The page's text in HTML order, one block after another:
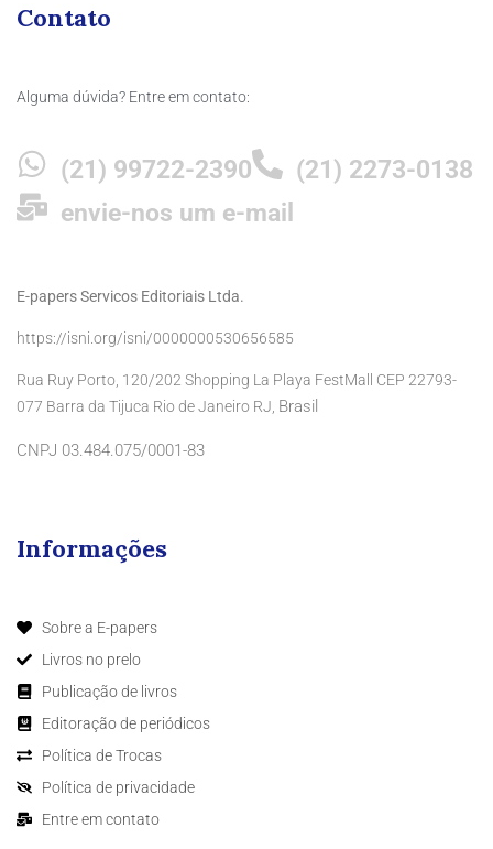
Contato
Alguma dúvida? Entre em contato:
(21) 99722-2390
(21) 2273-0138
envie-nos um e-mail
E-papers Servicos Editoriais Ltda.
https://isni.org/isni/0000000530656585
Rua Ruy Porto, 120/202 Shopping La Playa FestMall CEP 22793-
077 Barra da Tijuca Rio de Janeiro RJ, Brasil
CNPJ 03.484.075/0001-83
Informações
Sobre a E-papers
Livros no prelo
Publicação de livros
Editoração de periódicos
Política de Trocas
Política de privacidade
Entre em contato